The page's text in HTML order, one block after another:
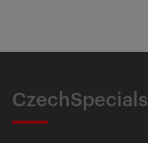
CzechSpecials